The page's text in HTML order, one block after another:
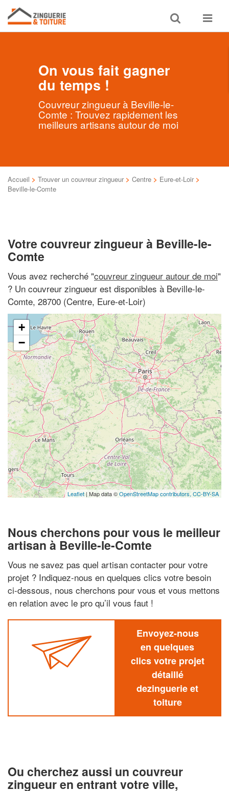
Toggle
search
Toggle
On vous fait gagner
du temps !
Couvreur zingueur à Beville-le-
Comte : Trouvez rapidement les
meilleurs artisans autour de moi
Accueil > Trouver un couvreur zingueur > Centre > Eure-et-Loir >
Beville-le-Comte
Votre couvreur zingueur à Beville-le-
Comte
Vous avez recherché "couvreur zingueur autour de moi"
? Un couvreur zingueur est disponibles à Beville-le-
Comte, 28700 (Centre, Eure-et-Loir)
+
−
Leaflet | Map data ©OpenStreetMap contributors, CC-BY-SA
Nous cherchons pour vous le meilleur
artisan à Beville-le-Comte
Vous ne savez pas quel artisan contacter pour votre
projet ? Indiquez-nous en quelques clics votre besoin
ci-dessous, nous cherchons pour vous et vous mettons
en relation avec le pro qu’il vous faut !
Envoyez-nous
en quelques
clics votre projet
détaillé
dezinguerie et
toiture
Ou cherchez aussi un couvreur
zingueur en entrant votre ville,